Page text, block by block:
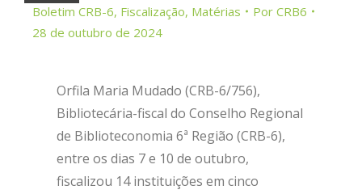
Boletim CRB-6, Fiscalização, Matérias Por CRB6
28 de outubro de 2024
Orfila Maria Mudado (CRB-6/756),
Bibliotecária-fiscal do Conselho Regional
de Biblioteconomia 6ª Região (CRB-6),
entre os dias 7 e 10 de outubro,
fiscalizou 14 instituições em cinco